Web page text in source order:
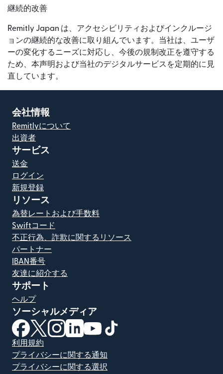
継続的改善
Remitly Japan は、アクセシビリティおよびインクルージ
ョンの継続的な改善に取り組んでいます。当社は、ユーザ
ーの変化するニーズに対応し、今後の規制改正を遵守する
ため、本声明および当社のデジタルサービスを定期的に見
直しています。
会社情報
Remitlyについて
出資者
サービス
送金
ログイン
新規登録
リソース
為替レートおよび手数料
Swiftコード
不正行為、詐欺に関するリソース
パートナー
IBAN番号
友達に紹介する
サポート
ヘルプ
ソーシャルメディア
（別ウィンドウで開きます）
（別ウィンドウで開きます）
（別ウィンドウで開きます）
（別ウィンドウで開きます）
（別ウィンドウで開きます）
利用規約
プライバシーに関する通知
プライバシーに関する選択